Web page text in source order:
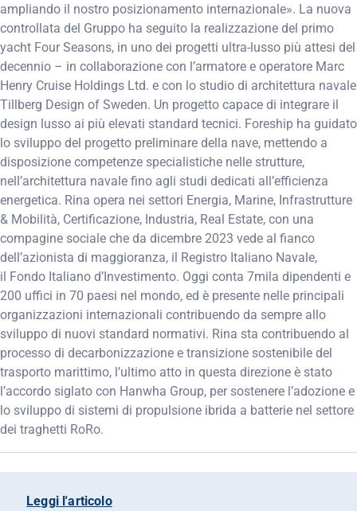
ampliando il nostro posizionamento internazionale». La nuova
controllata del Gruppo ha seguito la realizzazione del primo
yacht Four Seasons, in uno dei progetti ultra-lusso più attesi del
decennio – in collaborazione con l’armatore e operatore Marc
Henry Cruise Holdings Ltd. e con lo studio di architettura navale
Tillberg Design of Sweden. Un progetto capace di integrare il
design lusso ai più elevati standard tecnici. Foreship ha guidato
lo sviluppo del progetto preliminare della nave, mettendo a
disposizione competenze specialistiche nelle strutture,
nell’architettura navale fino agli studi dedicati all’efficienza
energetica. Rina opera nei settori Energia, Marine, Infrastrutture
& Mobilità, Certificazione, Industria, Real Estate, con una
compagine sociale che da dicembre 2023 vede al fianco
dell’azionista di maggioranza, il Registro Italiano Navale,
il Fondo Italiano d’Investimento. Oggi conta 7mila dipendenti e
200 uffici in 70 paesi nel mondo, ed è presente nelle principali
organizzazioni internazionali contribuendo da sempre allo
sviluppo di nuovi standard normativi. Rina sta contribuendo al
processo di decarbonizzazione e transizione sostenibile del
trasporto marittimo, l’ultimo atto in questa direzione è stato
l’accordo siglato con Hanwha Group, per sostenere l’adozione e
lo sviluppo di sistemi di propulsione ibrida a batterie nel settore
dei traghetti RoRo.
Leggi l'articolo